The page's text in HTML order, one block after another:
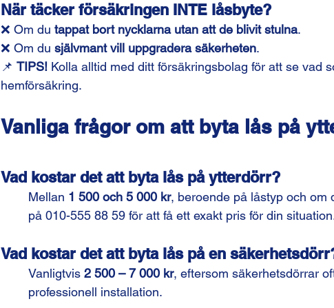
När täcker försäkringen INTE låsbyte?
❌ Om du tappat bort nycklarna utan att de blivit stulna.
❌ Om du självmant vill uppgradera säkerheten.
📌 TIPS! Kolla alltid med ditt försäkringsbolag för att se vad
hemförsäkring.
Vanliga frågor om att byta lås på
Vad kostar det att byta lås på ytterdörr?
Mellan 1 500 och 5 000 kr, beroende på låstyp och om
på 010-555 88 59 för att få ett exakt pris för din
Vad kostar det att byta lås på en
Vanligtvis 2 500 – 7 000 kr, eftersom säkerhetsdörrar
professionell installation.